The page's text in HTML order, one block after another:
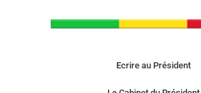
Ecrire au Président